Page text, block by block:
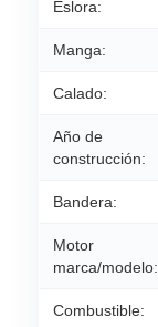
Eslora:
Manga:
Calado:
Año de
construcción:
Bandera:
Motor
marca/modelo:
Combustible: